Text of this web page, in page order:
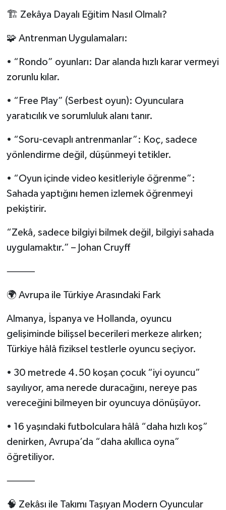
🏗️ Zekâya Dayalı Eğitim Nasıl Olmalı?
🧩 Antrenman Uygulamaları:
• “Rondo” oyunları: Dar alanda hızlı karar vermeyi
zorunlu kılar.
• “Free Play” (Serbest oyun): Oyunculara
yaratıcılık ve sorumluluk alanı tanır.
• “Soru-cevaplı antrenmanlar”: Koç, sadece
yönlendirme değil, düşünmeyi tetikler.
• “Oyun içinde video kesitleriyle öğrenme”:
Sahada yaptığını hemen izlemek öğrenmeyi
pekiştirir.
“Zekâ, sadece bilgiyi bilmek değil, bilgiyi sahada
uygulamaktır.” – Johan Cruyff
⸻
🌍 Avrupa ile Türkiye Arasındaki Fark
Almanya, İspanya ve Hollanda, oyuncu
gelişiminde bilişsel becerileri merkeze alırken;
Türkiye hâlâ fiziksel testlerle oyuncu seçiyor.
• 30 metrede 4.50 koşan çocuk “iyi oyuncu”
sayılıyor, ama nerede duracağını, nereye pas
vereceğini bilmeyen bir oyuncuya dönüşüyor.
• 16 yaşındaki futbolculara hâlâ “daha hızlı koş”
denirken, Avrupa’da “daha akıllıca oyna”
öğretiliyor.
⸻
🧠 Zekâsı ile Takımı Taşıyan Modern Oyuncular